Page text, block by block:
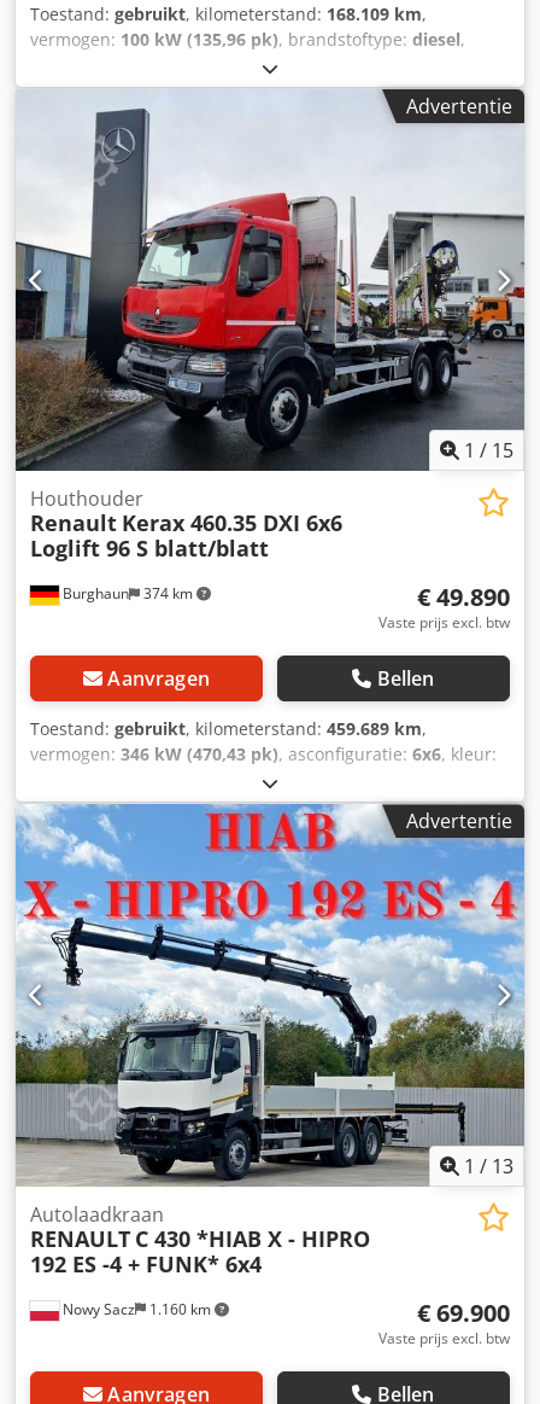
Toestand: gebruikt, kilometerstand: 168.109 km,
vermogen: 100 kW (135,96 pk), brandstoftype: diesel,
, maximaal laadgewicht:
eerste registratie:03/2016, emissieklasse:Euro 5, aantal
zitplaatsen:3, Uitrusting: ABS, bekrachtigde besturing,
Voor informatie Cjdewyya Rspfx Acdjha
Advertentie
1 / 15
Burghaun 374 km
Houthouder
Renault Kerax 460.35 DXI 6x6
Loglift 96 S blatt/blatt
€ 49.890
Vaste prijs excl. btw
Aanvragen Bellen
Toestand: gebruikt, kilometerstand: 459.689 km,
vermogen: 346 kW (470,43 pk), asconfiguratie: 6x6, kleur:
dagcabine
mechanisch, emissieklasse:Euro 5, Bouwjaar:2012,
Uitrusting: ABS
, Renault Kerax DXI 460.35 6x6 korthout-
vrachtwagen Opbouw: Kraan Loglift 96 S, bladvering voor
en achter, elektrische ramen, airconditioning, elektrische
buitenspiegels, verwarmde buitenspiegels, luchtgeveerde
stoel, radio CD, differentieelslot, tussenbak, cruisecontrol,
hill start assist. Op verzoek maken wij graag een lease- of
financieringsaanbod voor u. De heer Ebert en de heer
Seidel (tel.) helpen u graag verder. Meer informatie vindt u
op onze website. Cedpfx Acsyfu S Dsdsha ... Fouten,
wijzigingen en tussentijdse verkoop voorbehouden!!!
Cabine: distributie = Verdere informatie = Motorinhoud:
10.837 cc GVW: 35.000 kg Neem contact op met Tobias
Ebert voor meer informatie.
Advertentie
1 / 13
Nowy Sacz 1.160 km
Autolaadkraan
RENAULT C 430 *HIAB X - HIPRO
192 ES -4 + FUNK* 6x4
€ 69.900
Vaste prijs excl. btw
Aanvragen Bellen